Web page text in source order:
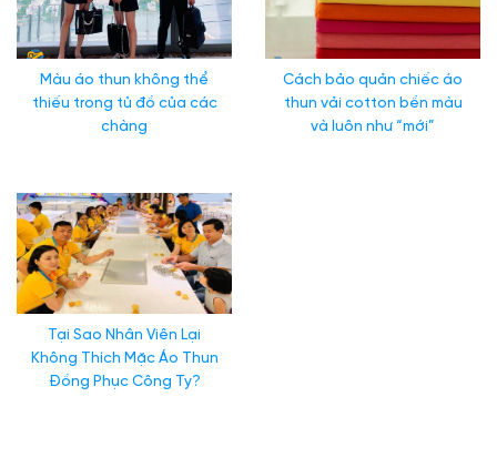
Màu áo thun không thể
thiếu trong tủ đồ của các
chàng
Cách bảo quản chiếc áo
thun vải cotton bền màu
và luôn như “mới”
Tại Sao Nhân Viên Lại
Không Thích Mặc Áo Thun
Đồng Phục Công Ty?